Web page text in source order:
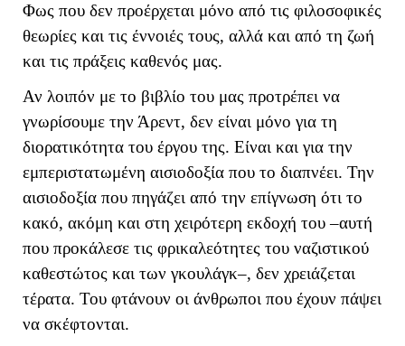
Φως που δεν προέρχεται μόνο από τις φιλοσοφικές
θεωρίες και τις έννοιές τους, αλλά και από τη ζωή
και τις πράξεις καθενός μας.
Αν λοιπόν με το βιβλίο του μας προτρέπει να
γνωρίσουμε την Άρεντ, δεν είναι μόνο για τη
διορατικότητα του έργου της. Είναι και για την
εμπεριστατωμένη αισιοδοξία που το διαπνέει. Την
αισιοδοξία που πηγάζει από την επίγνωση ότι το
κακό, ακόμη και στη χειρότερη εκδοχή του –αυτή
που προκάλεσε τις φρικαλεότητες του ναζιστικού
καθεστώτος και των γκουλάγκ–, δεν χρειάζεται
τέρατα. Του φτάνουν οι άνθρωποι που έχουν πάψει
να σκέφτονται.